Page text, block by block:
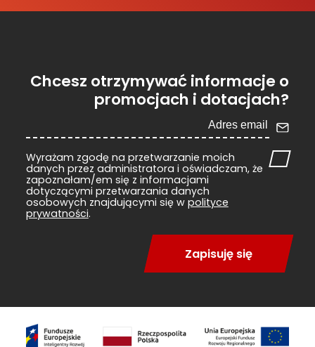
Chcesz otrzymywać informacje o
promocjach i dotacjach?
Wyrażam zgodę na przetwarzanie moich
danych przez administratora i oświadczam, że
zapoznałam/em się z informacjami
dotyczącymi przetwarzania danych
osobowych znajdującymi się w polityce
prywatności.
Zapisuję się